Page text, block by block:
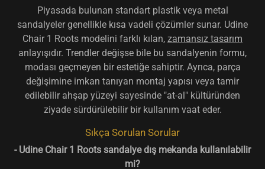
Piyasada bulunan standart plastik veya metal
sandalyeler genellikle kısa vadeli çözümler sunar. Udine
Chair 1 Roots modelini farklı kılan, zamansız tasarım
anlayışıdır. Trendler değişse bile bu sandalyenin formu,
modası geçmeyen bir estetiğe sahiptir. Ayrıca, parça
değişimine imkan tanıyan montaj yapısı veya tamir
edilebilir ahşap yüzeyi sayesinde "at-al" kültüründen
ziyade sürdürülebilir bir kullanım vaat eder.
Sıkça Sorulan Sorular
- Udine Chair 1 Roots sandalye dış mekanda kullanılabilir
mi?